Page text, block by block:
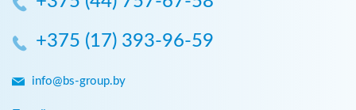
+375 (17) 393-96-59
info@bs-group.by